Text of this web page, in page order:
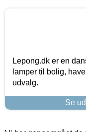
Lepong.dk er en
lamper til bolig,
udvalg.
Se